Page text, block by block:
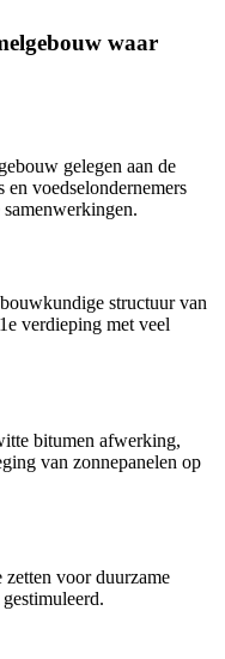
waar
gelegen aan de
voedselondernemers
structuur van
verdieping met veel
bitumen afwerking,
van zonnepanelen op
voor duurzame